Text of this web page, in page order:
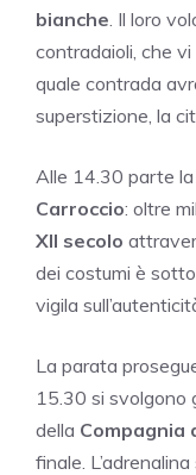
bianche . Il loro
contradaioli, che
quale contrada
superstizione, la
Alle 14.30 parte la
Carroccio: oltre
XII secolo
dei costumi è
vigila
La parata
15.30 si svolgono
della Compagnia
finale.